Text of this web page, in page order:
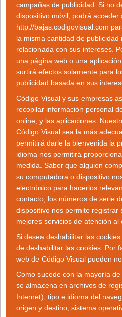
campañas de publicidad. Si no
dispositivo móvil, podrá
http://bajas.codigovisual.com
la misma cantidad de
relacionada con sus intereses.
una página web o una
surtirá efectos solamente para
publicidad basada en sus
Código Visual y sus empresas
recopilar información personal
online, y las aplicaciones.
Código Visual sea la más
permitirá darle la bienvenida la
idioma nos permitirá
medida. Saber que alguien
su computadora o dispositivo
electrónico para hacerlos
contacto, los números de serie
dispositivo nos permite
mejores servicios de atención al
Si desea deshabilitar las
de deshabilitar las cookies. Por
web de Código Visual pueden
Como sucede con la mayoría
se almacena en archivos de
Internet), tipo e idioma del
origen y destino, sistema